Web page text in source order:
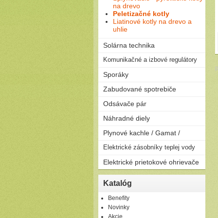
na drevo
Peletizačné kotly
Liatinové kotly na drevo a
uhlie
Solárna technika
Solárne zostavy - ploché
Solárne zostavy - vákuové
Komunikačné a izbové regulátory
Regulátory
Sporáky
Plynové
Kombinované
Zabudované spotrebiče
Rúry
Umývačky riadu
Odsávače pár
Komínové
Ostrovčekové
Náhradné diely
Plynové kachle / Gamat /
Plynové kachle
Elektrické zásobníky teplej vody
Závesné
Ležaté
Elektrické prietokové ohrievače
Elektrické prietokové
ohrievače
Katalóg
Benefity
Novinky
Akcie